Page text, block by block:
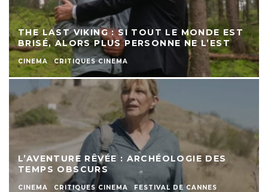
THE LAST VIKING : SI TOUT LE MONDE EST
BRISÉ, ALORS PLUS PERSONNE NE L’EST
CINEMA CRITIQUES CINEMA
L’AVENTURE RÊVÉE : ARCHÉOLOGIE DES
TEMPS OBSCURS
CINEMA CRITIQUES CINEMA
FESTIVAL DE CANNES